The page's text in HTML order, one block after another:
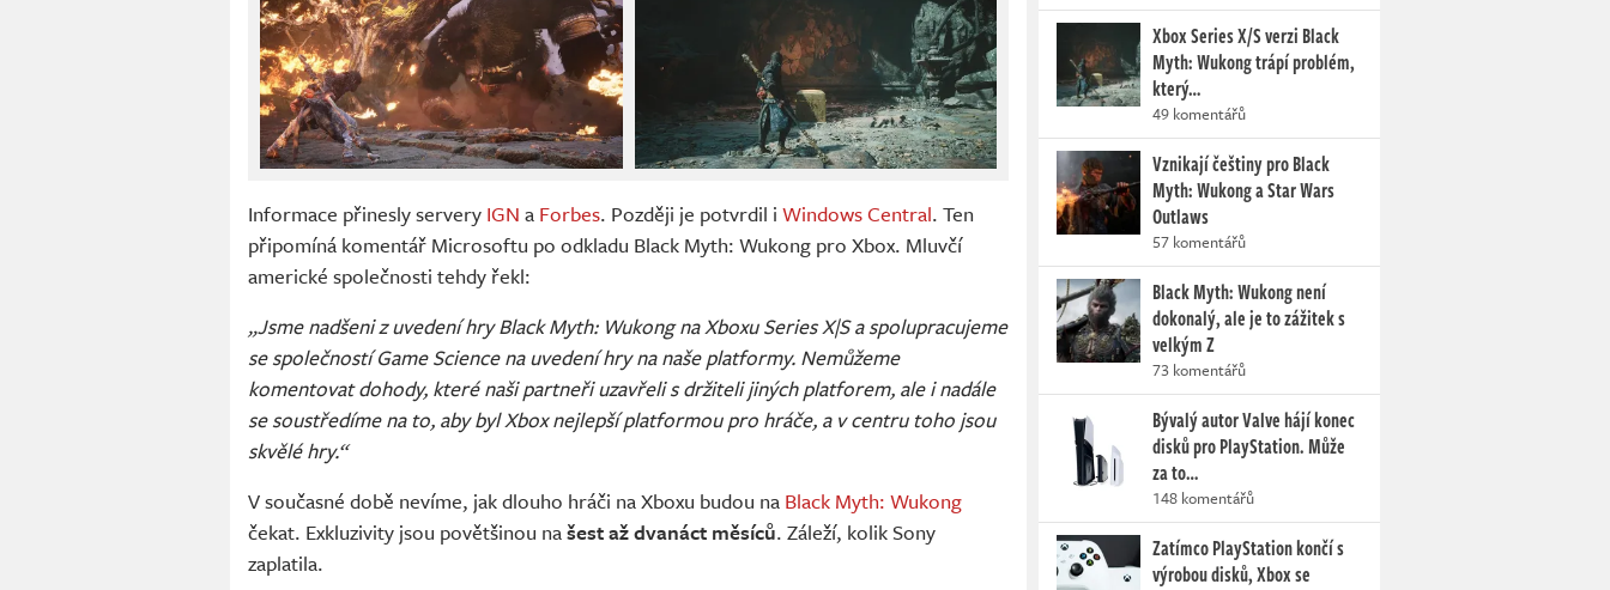
Informace přinesly servery IGN a Forbes. Později je potvrdil i Windows Central. Ten
připomíná komentář Microsoftu po odkladu Black Myth: Wukong pro Xbox. Mluvčí
americké společnosti tehdy řekl:
„Jsme nadšeni z uvedení hry Black Myth: Wukong na Xboxu Series X|S a spolupracujeme
se společností Game Science na uvedení hry na naše platformy. Nemůžeme
komentovat dohody, které naši partneři uzavřeli s držiteli jiných platforem, ale i nadále
se soustředíme na to, aby byl Xbox nejlepší platformou pro hráče, a v centru toho jsou
skvělé hry.“
V současné době nevíme, jak dlouho hráči na Xboxu budou na Black Myth: Wukong
čekat. Exkluzivity jsou povětšinou našest až dvanáct měsíců. Záleží, kolik Sony
zaplatila.
Xbox Series X/S verzi Black
Myth: Wukong trápí problém,
který…
49 komentářů
Vznikají češtiny pro Black
Myth: Wukong a Star Wars
Outlaws
57 komentářů
Black Myth: Wukong není
dokonalý, ale je to zážitek s
velkým Z
73 komentářů
Bývalý autor Valve hájí konec
disků pro PlayStation. Může
za to…
148 komentářů
Zatímco PlayStation končí s
výrobou disků, Xbox se